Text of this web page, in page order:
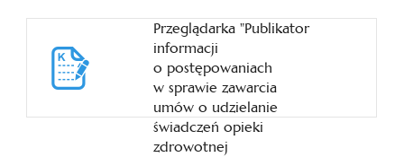
Przeglądarka "Publikator
informacji
o postępowaniach
w sprawie zawarcia
umów o udzielanie
świadczeń opieki
zdrowotnej